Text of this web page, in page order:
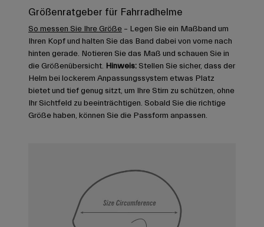
Größenratgeber für Fahrradhelme
So messen Sie Ihre Größe – Legen Sie ein Maßband um
Ihren Kopf und halten Sie das Band dabei von vorne nach
hinten gerade. Notieren Sie das Maß und schauen Sie in
die Größenübersicht. Hinweis: Stellen Sie sicher, dass der
Helm bei lockerem Anpassungssystem etwas Platz
bietet und tief genug sitzt, um Ihre Stirn zu schützen, ohne
Ihr Sichtfeld zu beeinträchtigen. Sobald Sie die richtige
Größe haben, können Sie die Passform anpassen.